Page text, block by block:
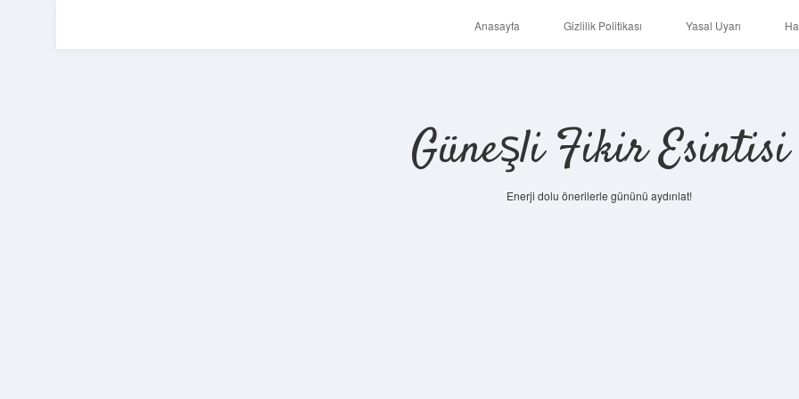
Anasayfa Gizlilik Politikası Yasal Uyarı
Güneşli Fikir Esintisi
Enerji dolu önerilerle gününü aydınlat!